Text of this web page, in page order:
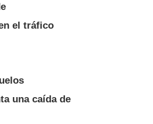
el tráfico
una caí­da de